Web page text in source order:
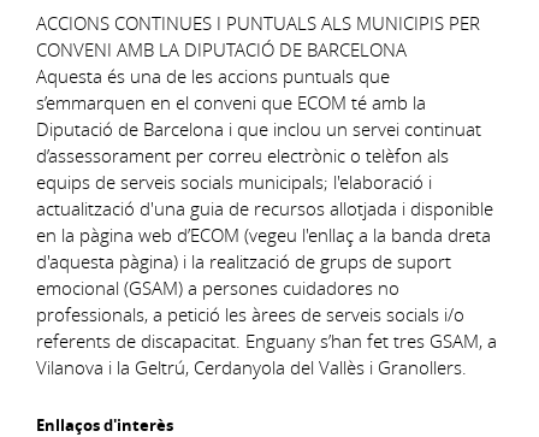
ACCIONS CONTINUES I PUNTUALS ALS MUNICIPIS PER
CONVENI AMB LA DIPUTACIÓ DE BARCELONA
Aquesta és una de les accions puntuals que
s’emmarquen en el conveni que ECOM té amb la
Diputació de Barcelona i que inclou un servei continuat
d’assessorament per correu electrònic o telèfon als
equips de serveis socials municipals; l'elaboració i
actualització d'una guia de recursos allotjada i disponible
en la pàgina web d’ECOM (vegeu l'enllaç a la banda dreta
d'aquesta pàgina) i la realització de grups de suport
emocional (GSAM) a persones cuidadores no
professionals, a petició les àrees de serveis socials i/o
referents de discapacitat. Enguany s’han fet tres GSAM, a
Vilanova i la Geltrú, Cerdanyola del Vallès i Granollers.
Enllaços d'interès